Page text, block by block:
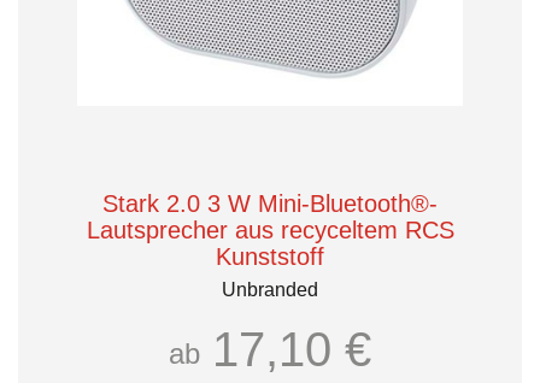
Stark 2.0 3 W Mini-Bluetooth®-
Lautsprecher aus recyceltem RCS
Kunststoff
Unbranded
ab 17,10 €